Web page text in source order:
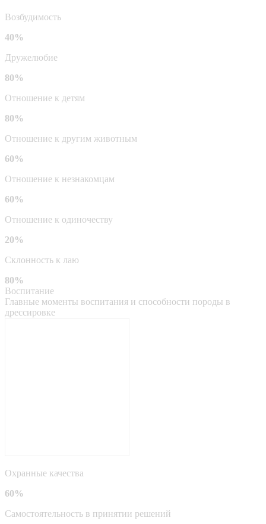
Возбудимость
40%
Дружелюбие
80%
Отношение к детям
80%
Отношение к другим животным
60%
Отношение к незнакомцам
60%
Отношение к одиночеству
20%
Склонность к лаю
80%
Воспитание
Главные моменты воспитания и способности породы в
дрессировке
Охранные качества
60%
Самостоятельность в принятии решений